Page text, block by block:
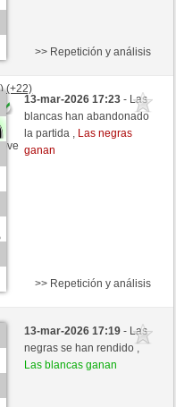
(+22)
>> Repetición y análisis
13-mar-2026 17:23- Las
blancas han abandonado
la partida , Las negras
ganan
>> Repetición y análisis
13-mar-2026 17:19- Las
negras se han rendido ,
Las blancas ganan